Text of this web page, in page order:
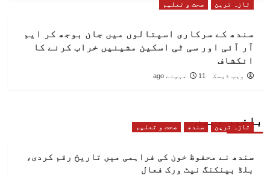
تازہ ترین صحت و تعلیم
سندھ کے سرکاری اسپتالوں میں جان بوجھ کر ایم
آر آئی اور سی ٹی اسکین مشینیں خراب کرنے کا
انکشاف
ویب ڈیسک 11 مہینے ago
باخبر رہیں
تازہ ترین سندھ صحت و تعلیم
سندھ نے محفوظ خون کی فراہمی میں تاریخ رقم کردی،
بلڈ بینکنگ نیٹ ورک فعال